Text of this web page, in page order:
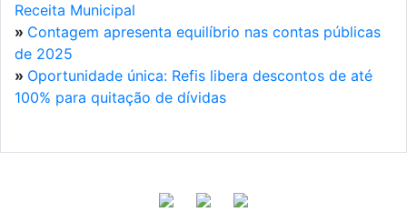
Receita Municipal
» Contagem apresenta equilíbrio nas contas públicas
de 2025
» Oportunidade única: Refis libera descontos de até
100% para quitação de dívidas